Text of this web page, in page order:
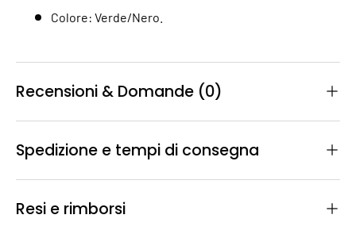
Colore: Verde/Nero.
Recensioni & Domande (0)
Spedizione e tempi di consegna
Resi e rimborsi